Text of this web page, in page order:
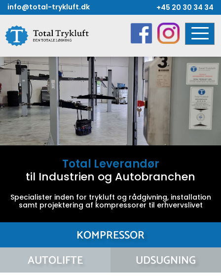
content
info@total-trykluft.dk +45 20 30 34 34
Total Leverandør
til Industrien og Autobranchen
Specialister inden for trykluft og rådgivning, installation
samt projektering af kompressorer til erhvervslivet
KOMPRESSOR
AUTOLIFTE
UDSUGNING